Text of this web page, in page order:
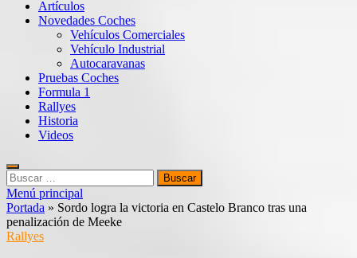
Artículos
Novedades Coches
Vehículos Comerciales
Vehículo Industrial
Autocaravanas
Pruebas Coches
Formula 1
Rallyes
Historia
Videos
Buscar:
Menú principal
Portada » Sordo logra la victoria en Castelo Branco tras una
penalización de Meeke
Rallyes